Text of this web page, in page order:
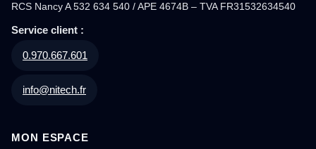
RCS Nancy A 532 634 540 / APE 4674B – TVA FR31532634540
Service client :
0.970.667.601
info@nitech.fr
MON ESPACE